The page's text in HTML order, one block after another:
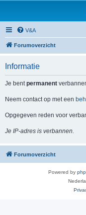
V&A
Forumoverzicht
Informatie
Je bentpermanent
Neem contact op met een
Opgegeven reden voor
Je IP-adres is verbannen.
Forumoverzicht
Powered by